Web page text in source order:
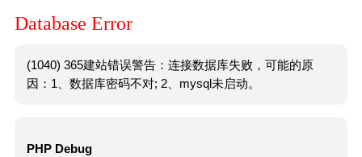
Database Error
(1040) 365建站错误警告：连接数据库失败，可能的原
因：1、数据库密码不对; 2、mysql未启动。
PHP Debug